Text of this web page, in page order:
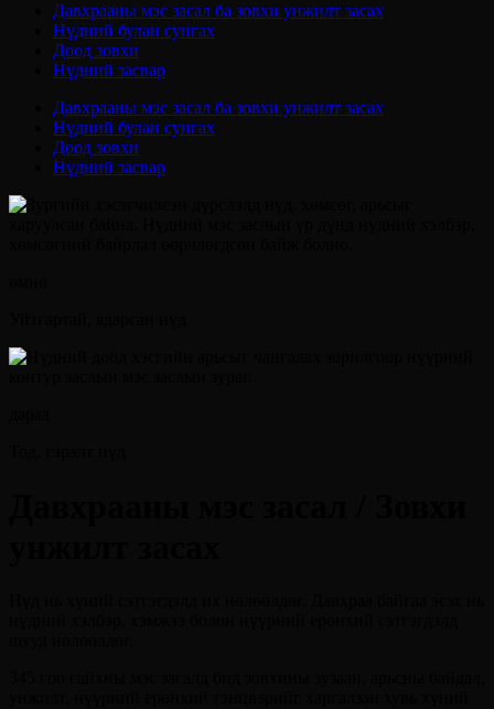
Давхрааны мэс засал ба зовхи унжилт засах
Нүдний булан сунгах
Доод зовхи
Нүдний засвар
Давхрааны мэс засал ба зовхи унжилт засах
Нүдний булан сунгах
Доод зовхи
Нүдний засвар